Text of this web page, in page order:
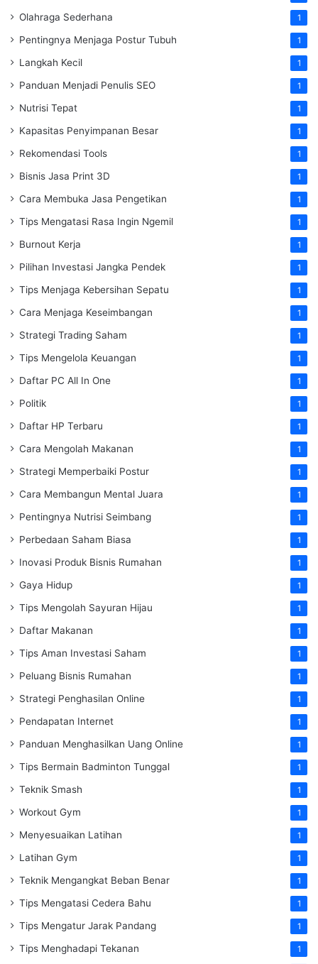
Olahraga Sederhana 1
Pentingnya Menjaga Postur Tubuh 1
Langkah Kecil 1
Panduan Menjadi Penulis SEO 1
Nutrisi Tepat 1
Kapasitas Penyimpanan Besar 1
Rekomendasi Tools 1
Bisnis Jasa Print 3D 1
Cara Membuka Jasa Pengetikan 1
Tips Mengatasi Rasa Ingin Ngemil 1
Burnout Kerja 1
Pilihan Investasi Jangka Pendek 1
Tips Menjaga Kebersihan Sepatu 1
Cara Menjaga Keseimbangan 1
Strategi Trading Saham 1
Tips Mengelola Keuangan 1
Daftar PC All In One 1
Politik 1
Daftar HP Terbaru 1
Cara Mengolah Makanan 1
Strategi Memperbaiki Postur 1
Cara Membangun Mental Juara 1
Pentingnya Nutrisi Seimbang 1
Perbedaan Saham Biasa 1
Inovasi Produk Bisnis Rumahan 1
Gaya Hidup 1
Tips Mengolah Sayuran Hijau 1
Daftar Makanan 1
Tips Aman Investasi Saham 1
Peluang Bisnis Rumahan 1
Strategi Penghasilan Online 1
Pendapatan Internet 1
Panduan Menghasilkan Uang Online 1
Tips Bermain Badminton Tunggal 1
Teknik Smash 1
Workout Gym 1
Menyesuaikan Latihan 1
Latihan Gym 1
Teknik Mengangkat Beban Benar 1
Tips Mengatasi Cedera Bahu 1
Tips Mengatur Jarak Pandang 1
Tips Menghadapi Tekanan 1